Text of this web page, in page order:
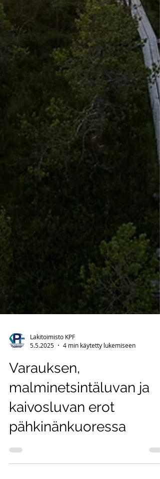
5.5.2025
4 min käytetty lukemiseen
Varauksen,
malminetsintäluvan ja
kaivosluvan erot
pähkinänkuoressa